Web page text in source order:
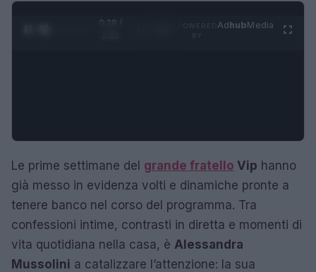
0:29 /
AdhubMedia
Le prime settimane del grande fratello Vip hanno
già messo in evidenza volti e dinamiche pronte a
tenere banco nel corso del programma. Tra
confessioni intime, contrasti in diretta e momenti di
vita quotidiana nella casa, è Alessandra
Mussolini a catalizzare l’attenzione: la sua